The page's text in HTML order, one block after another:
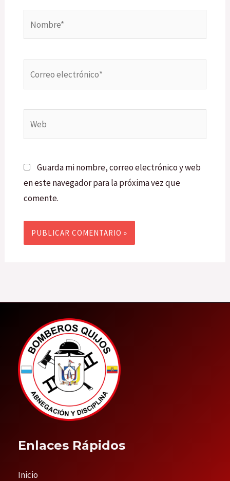
Guarda mi nombre, correo electrónico y web
en este navegador para la próxima vez que
comente.
Enlaces Rápidos
Inicio